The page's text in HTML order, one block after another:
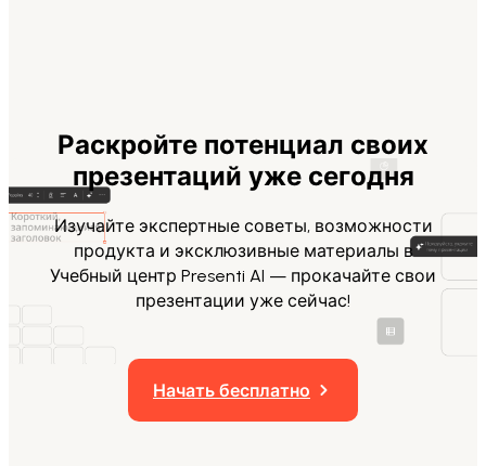
Раскройте потенциал своих
презентаций уже сегодня
Изучайте экспертные советы, возможности
продукта и эксклюзивные материалы в
Учебный центр Presenti AI — прокачайте свои
презентации уже сейчас!
Начать бесплатно